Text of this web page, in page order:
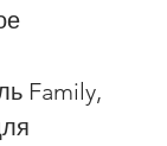
Family,